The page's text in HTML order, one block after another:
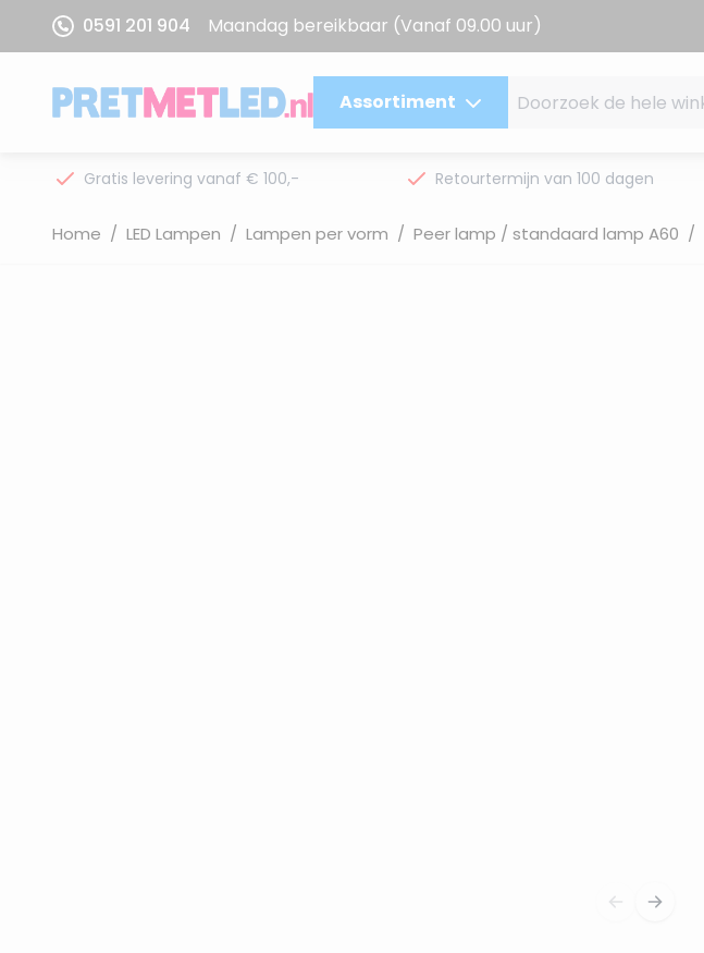
Ga naar de inhoud
0591 201 904 Maandag bereikbaar (Vanaf 09.00 uur)
Assortiment
Gratis levering vanaf € 100,- Retourtermijn van 100 dagen
Home / LED Lampen / Lampen per vorm / Peer lamp / standaard lamp A60 /